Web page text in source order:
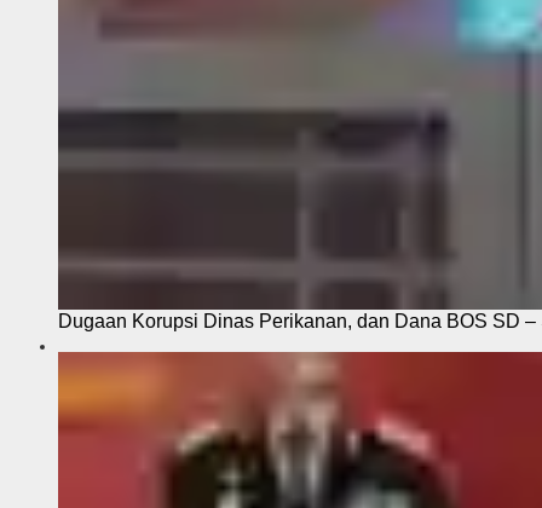
Dugaan Korupsi Dinas Perikanan, dan Dana BOS SD